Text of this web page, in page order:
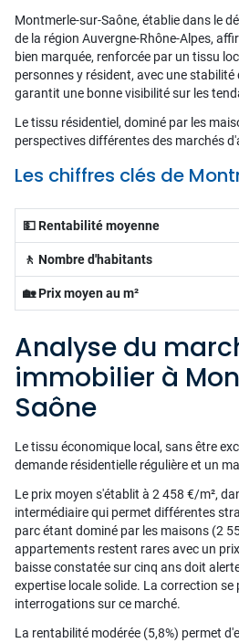
Montmerle-sur-Saône, établie dans le
de la région Auvergne-Rhône-Alpes,
bien marquée, renforcée par un tissu
personnes y résident, avec une
garantit une bonne visibilité sur les
Le tissu résidentiel, dominé par les
perspectives différentes des marchés
Les chiffres clés de
💵 Rentabilité moyenne
🚶 Nombre d'habitants
🏡 Prix moyen au m²
Analyse du
immobilier à
Saône
Le tissu économique local, sans être
demande résidentielle régulière et un
Le prix moyen s'établit à 2 458 €/m²,
intermédiaire qui permet différentes
parc étant dominé par les maisons (2
appartements restent rares avec un
baisse constatée sur cinq ans doit
expertise locale solide. La correction
interrogations sur ce marché.
La rentabilité modérée (5,8%) permet